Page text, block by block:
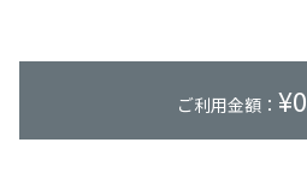
ご利用金額： ¥0